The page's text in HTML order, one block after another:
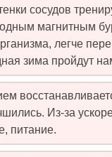
сосудов
магнитным
легче
зима пройдут
Из-за
питание.